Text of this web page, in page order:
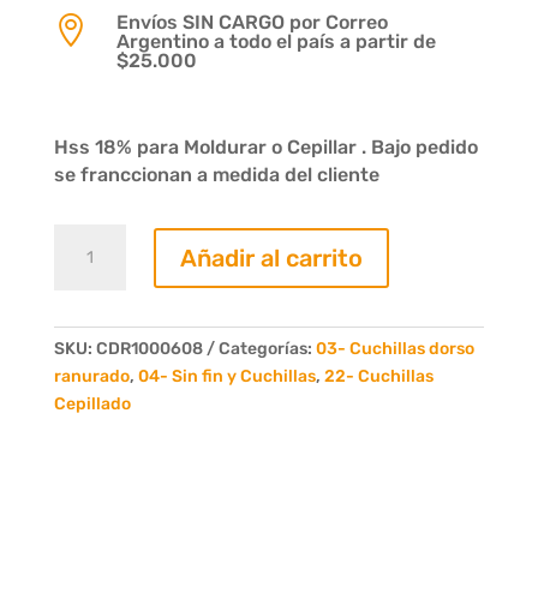

Envíos SIN CARGO por Correo
Argentino a todo el país a partir de
$25.000
Hss 18% para Moldurar o Cepillar . Bajo pedido
se franccionan a medida del cliente
Dorso
60
x
8
Añadir al carrito
SKU: CDR1000608 Categorías: 03- Cuchillas dorso
ranurado, 04- Sin fin y Cuchillas, 22- Cuchillas
Cepillado